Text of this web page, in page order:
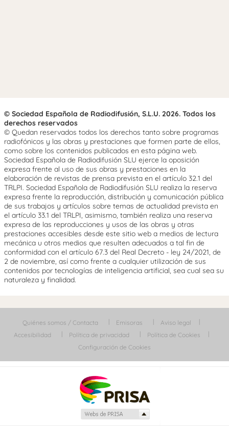
© Sociedad Española de Radiodifusión, S.L.U. 2026. Todos los
derechos reservados
© Quedan reservados todos los derechos tanto sobre programas
radiofónicos y las obras y prestaciones que formen parte de ellos,
como sobre los contenidos publicados en esta página web.
Sociedad Española de Radiodifusión SLU ejerce la oposición
expresa frente al uso de sus obras y prestaciones en la
elaboración de revistas de prensa prevista en el artículo 32.1 del
TRLPI. Sociedad Española de Radiodifusión SLU realiza la reserva
expresa frente la reproducción, distribución y comunicación pública
de sus trabajos y artículos sobre temas de actualidad prevista en
el artículo 33.1 del TRLPI, asimismo, también realiza una reserva
expresa de las reproducciones y usos de las obras y otras
prestaciones accesibles desde este sitio web a medios de lectura
mecánica u otros medios que resulten adecuados a tal fin de
conformidad con el artículo 67.3 del Real Decreto - ley 24/2021, de
2 de noviembre, así como frente a cualquier utilización de sus
contenidos por tecnologías de inteligencia artificial, sea cual sea su
naturaleza y finalidad.
Quiénes somos / Contacta Emisoras
Aviso legal
Accesibilidad
Política de privacidad
Política de Cookies
Configuración de Cookies